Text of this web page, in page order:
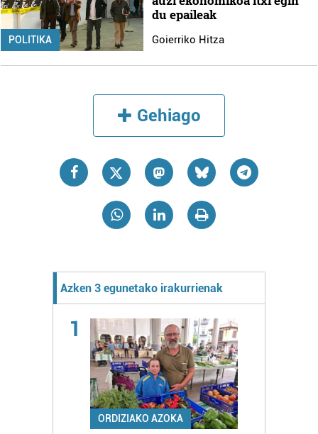
POLITIKA
du epaileak
Goierriko Hitza
Gehiago
Azken 3 egunetako irakurrienak
1
ORDIZIAKO AZOKA